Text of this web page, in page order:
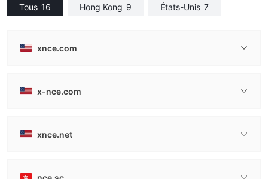
Tous 16 Hong Kong 9 États-Unis 7
xnce.com
x-nce.com
xnce.net